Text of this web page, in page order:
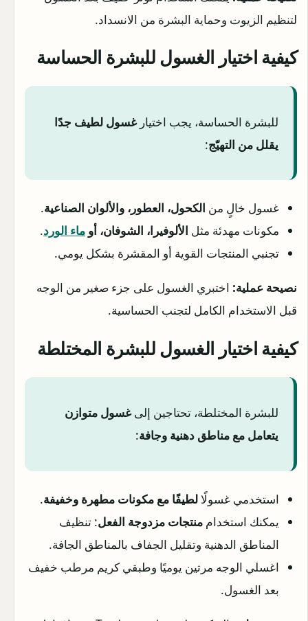
لتنظيم الزيوت وحماية البشرة من الانسداد.
كيفية اختيار الغسول للبشرة الحساسة
للبشرة الحساسة، يجب اختيارغسول لطيف جدًا
يقلل من التهيّج:
غسول خالٍ من الكحول، العطور، والألوان الصناعية.
مكونات مهدئة مثل الألوفيرا، الشوفان، أو ماء الورد.
تجنبي المنتجات القوية أو المقشرة بشكل يومي.
نصيحة عملية: اختبري الغسول على جزء صغير من الوجه
قبل الاستخدام الكامل لتجنب الحساسية.
كيفية اختيار الغسول للبشرة المختلطة
للبشرة المختلطة، تحتاجين إلىغسول متوازن
يتعامل مع مناطق دهنية وجافة:
استخدمي غسولًا لطيفًا مع مكونات مطهرة وخفيفة.
يمكنك استخدام منتجات مزدوجة الفعل: تنظيف
المناطق الدهنية وتقليل الجفاف بالمناطق الجافة.
اغسلي الوجه مرتين يوميًا وطبقي كريم مرطب خفيف
بعد الغسول.